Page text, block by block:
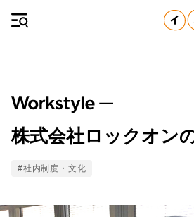
株式会社ロックオン
Tags
#社内制度・文化